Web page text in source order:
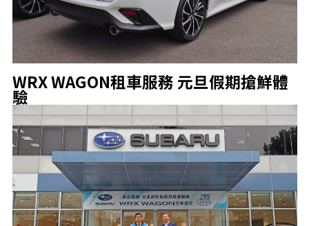
WRX WAGON租車服務 元旦假期搶鮮體
驗